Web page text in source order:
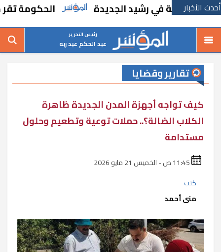
أحدث الأخبار
مدرسة في رشيد الجديدة الحكومة تقر
رئيس التحرير
عبد الحكم عبد ربه
تقارير وقضايا
كيف تواجه أجهزة المدن الجديدة ظاهرة
الكلاب الضالة؟.. حملات توعية وتطعيم وحلول
مستدامة
كتب
منى أحمد